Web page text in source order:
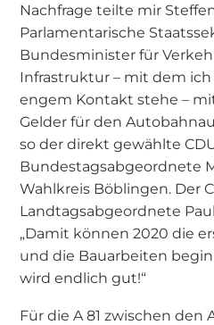
Nachfrage teilte mir
Parlamentarische
Bundesminister für
Infrastruktur – mit dem
engem Kontakt stehe –
Gelder für den
so der direkt gewählte
Bundestagsabgeordnete
Wahlkreis Böblingen. Der
Landtagsabgeordnete
„Damit können 2020 die
und die Bauarbeiten
wird endlich gut!“
Für die A 81 zwischen den